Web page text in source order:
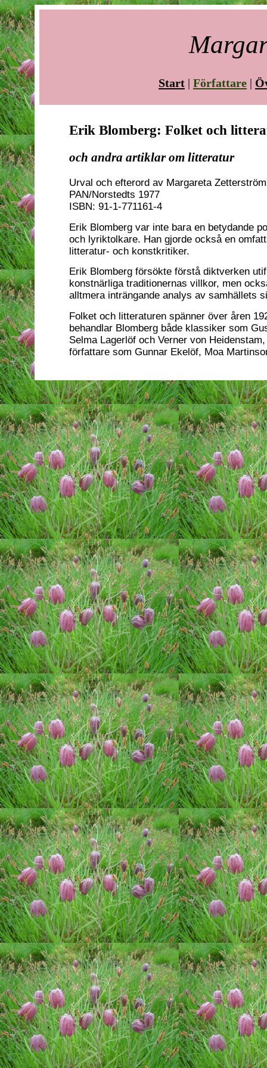
Start | Författare |
Erik Blomberg: Folket och
och andra artiklar om litteratur
Urval och efterord av Margareta Zetterström
PAN/Norstedts 1977
ISBN: 91-1-771161-4
Erik Blomberg var inte bara en betydande
och lyriktolkare. Han gjorde också en
litteratur- och konstkritiker.
Erik Blomberg försökte förstå diktverken
konstnärliga traditionernas villkor, men
alltmera inträngande analys av samhällets
Folket och litteraturen spänner över åren
behandlar Blomberg både klassiker som
Selma Lagerlöf och Verner von
författare som Gunnar Ekelöf, Moa